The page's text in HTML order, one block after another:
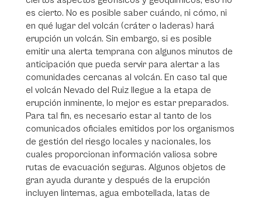
es cierto. No es posible saber cuándo, ni cómo, ni
en qué lugar del volcán (cráter o laderas) hará
erupción un volcán. Sin embargo, si es posible
emitir una alerta temprana con algunos minutos de
anticipación que pueda servir para alertar a las
comunidades cercanas al volcán. En caso tal que
el volcán Nevado del Ruiz llegue a la etapa de
erupción inminente, lo mejor es estar preparados.
Para tal fin, es necesario estar al tanto de los
comunicados oficiales emitidos por los organismos
de gestión del riesgo locales y nacionales, los
cuales proporcionan información valiosa sobre
rutas de evacuación seguras. Algunos objetos de
gran ayuda durante y después de la erupción
incluyen linternas, agua embotellada, latas de